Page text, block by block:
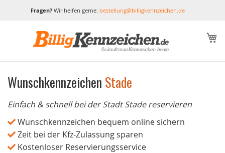
Fragen?Wir helfen gerne: bestellung@billigkennzeichen.de
WunschkennzeichenStade
Einfach & schnell bei der Stadt Stade reservieren
Wunschkennzeichen bequem online sichern
Zeit bei der Kfz-Zulassung sparen
Kostenloser Reservierungsservice